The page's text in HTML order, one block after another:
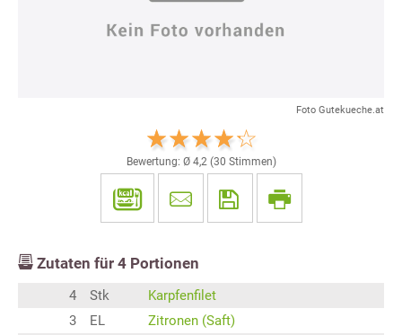
Foto Gutekueche.at
Bewertung: Ø 4,2(30 Stimmen)
Zutaten für 4 Portionen
4 Stk
Karpfenfilet
3
EL
Zitronen (Saft)